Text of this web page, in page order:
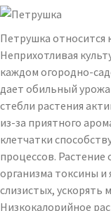
Петрушка относится
Неприхотливая
каждом огородно-
дает обильный
стебли растения
из-за приятного
клетчатки
процессов.
организма токсины и
слизистых, ускорять
Низкокалорийное